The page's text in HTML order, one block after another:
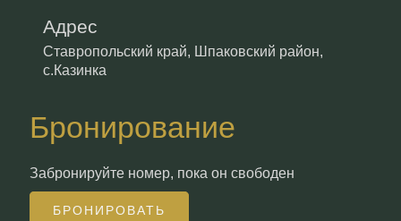
Адрес
Ставропольский край, Шпаковский район,
с.Казинка
Бронирование
Забронируйте номер, пока он свободен
БРОНИРОВАТЬ